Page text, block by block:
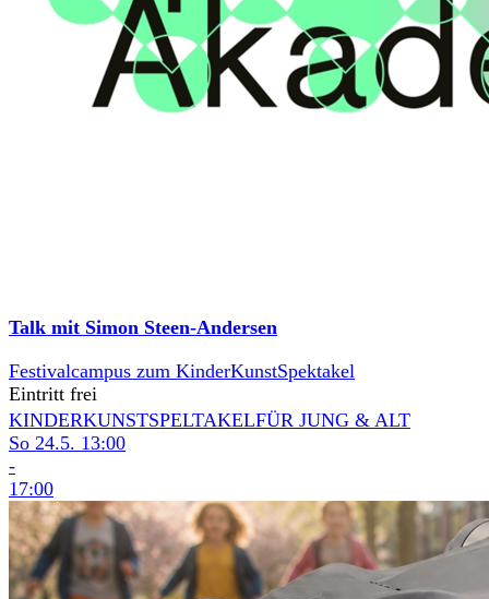
Talk mit Simon Steen-Andersen
Festivalcampus zum KinderKunstSpektakel
Eintritt frei
KINDERKUNSTSPELTAKELFÜR JUNG & ALT
So 24.5. 13:00
-
17:00